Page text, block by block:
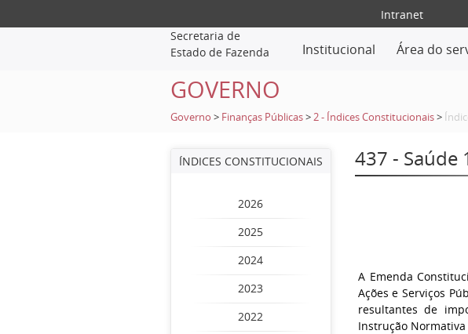
Intranet
Secretaria de
Estado de Fazenda
Institucional Área do
GOVERNO
Governo > Finanças Públicas >2 - Índices Constitucionais >
ÍNDICES CONSTITUCIONAIS
2026
2025
2024
2023
2022
437 - Saúde
A Emenda
Ações e Serviços
resultantes de
Instrução Normativa